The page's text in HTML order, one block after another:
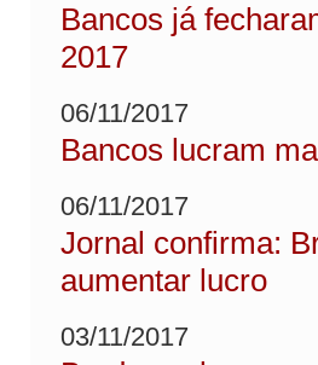
Bancos já
2017
06/11/2017
Bancos lucram
06/11/2017
Jornal confirma:
aumentar lucro
03/11/2017